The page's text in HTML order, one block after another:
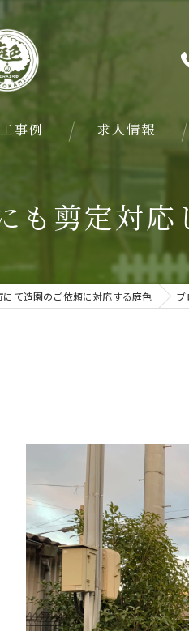
事例 求人情報
剪定対応
にて造園のご依頼に対応する庭色 ブ